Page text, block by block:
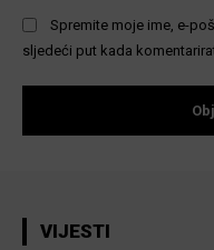
Spremite moje ime, e-
sljedeći put kada
VIJESTI